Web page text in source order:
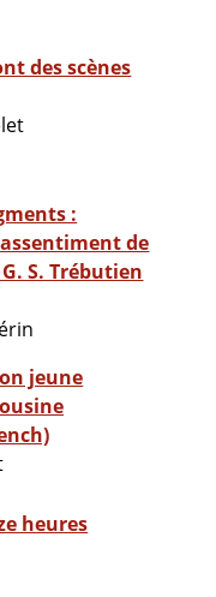
des scènes
:
de
S. Trébutien
jeune
heures